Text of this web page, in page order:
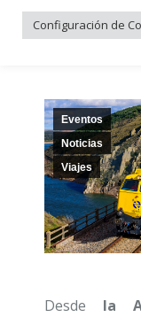
Eventos
Noticias
Viajes
Desde la
Configuración de